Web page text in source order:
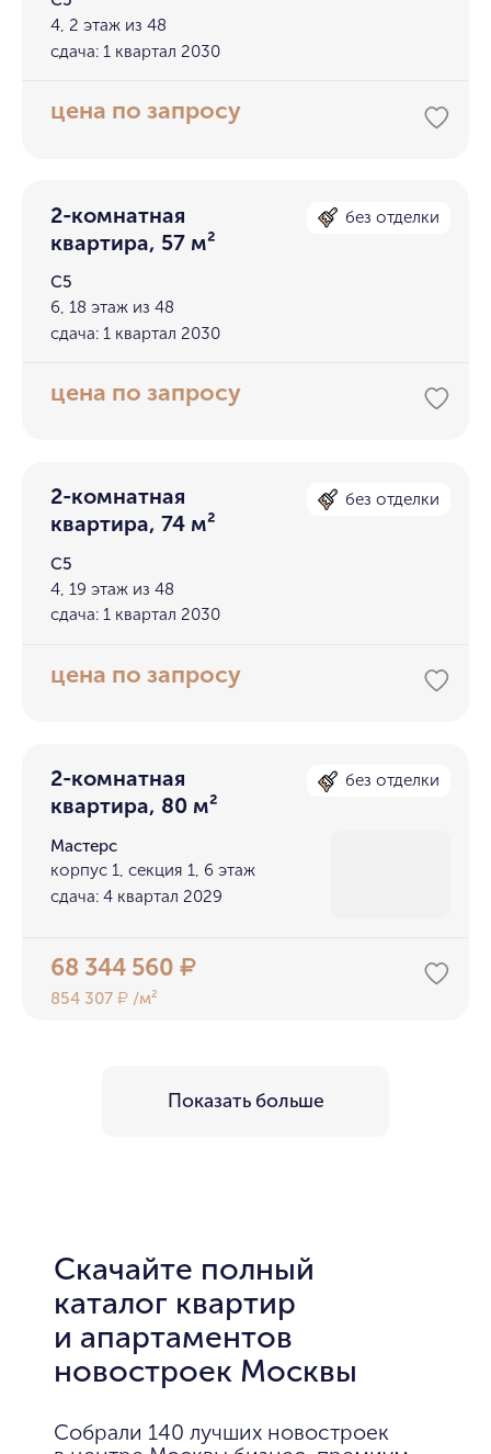
4, 2 этаж из 48
сдача: 1 квартал 2030
цена по запросу
2-комнатная
квартира, 57 м²
без отделки
С5
6, 18 этаж из 48
сдача: 1 квартал 2030
цена по запросу
2-комнатная
квартира, 74 м²
без отделки
С5
4, 19 этаж из 48
сдача: 1 квартал 2030
цена по запросу
2-комнатная
квартира, 80 м²
без отделки
Мастерс
корпус 1, секция 1, 6 этаж
сдача: 4 квартал 2029
68 344 560₽
854 307₽ /м²
Показать больше
Скачайте полный
каталог квартир
и апартаментов
новостроек Москвы
Собрали 140 лучших новостроек